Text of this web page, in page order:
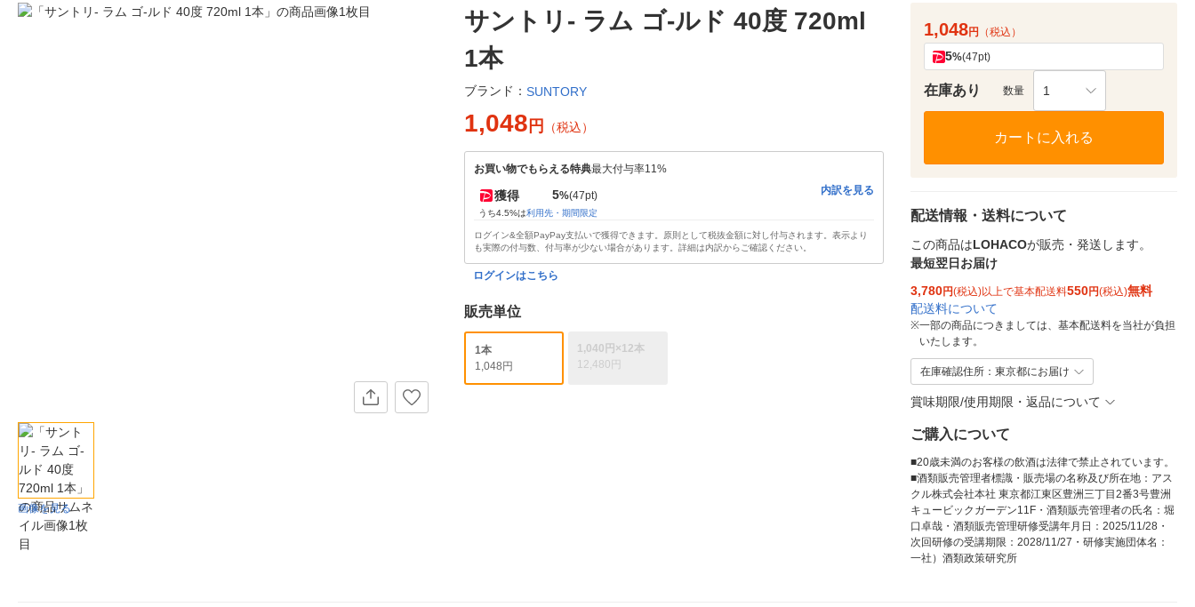
画像を見る
サントリ- ラム ゴ-ルド 40度 720ml
1本
ブランド： SUNTORY
1,048 円 （税込）
お買い物でもらえる特典最大付与率11%
獲得 5%(47pt)
うち4.5%は利用先・期間限定
内訳を見る
ログイン&全額PayPay支払いで獲得できます。原則として税抜金額に対し付与されます。表示より
も実際の付与数、付与率が少ない場合があります。詳細は内訳からご確認ください。
ログインはこちら
販売単位
1本
1,048円
1,040円×12本
12,480円
1,048円 （税込）
5%(47pt)
在庫あり 数量 1
カートに入れる
配送情報・送料について
この商品はLOHACOが販売・発送します。
最短翌日お届け
3,780円(税込)以上で基本配送料550円(税込)無料
配送料について
※一部の商品につきましては、基本配送料を当社が負担
いたします。
在庫確認住所：東京都にお届け
賞味期限/使用期限・返品について
ご購入について
■20歳未満のお客様の飲酒は法律で禁止されています。
■酒類販売管理者標識・販売場の名称及び所在地：アス
クル株式会社本社 東京都江東区豊洲三丁目2番3号豊洲
キュービックガーデン11F・酒類販売管理者の氏名：堀
口卓哉・酒類販売管理研修受講年月日：2025/11/28・
次回研修の受講期限：2028/11/27・研修実施団体名：
一社）酒類政策研究所